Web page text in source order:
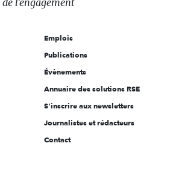
de l'engagement
Emplois
Publications
Évènements
Annuaire des solutions RSE
S'inscrire aux newsletters
Journalistes et rédacteurs
Contact